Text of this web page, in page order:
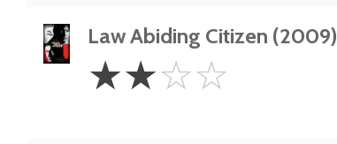
Law Abiding Citizen (2009)
Stars
☆☆☆☆